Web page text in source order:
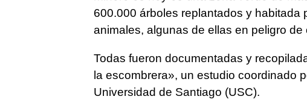
600.000 árboles replantados y habitada
animales, algunas de ellas en peligro de
Todas fueron documentadas y
la escombrera», un estudio coordinado
Universidad de Santiago (USC).